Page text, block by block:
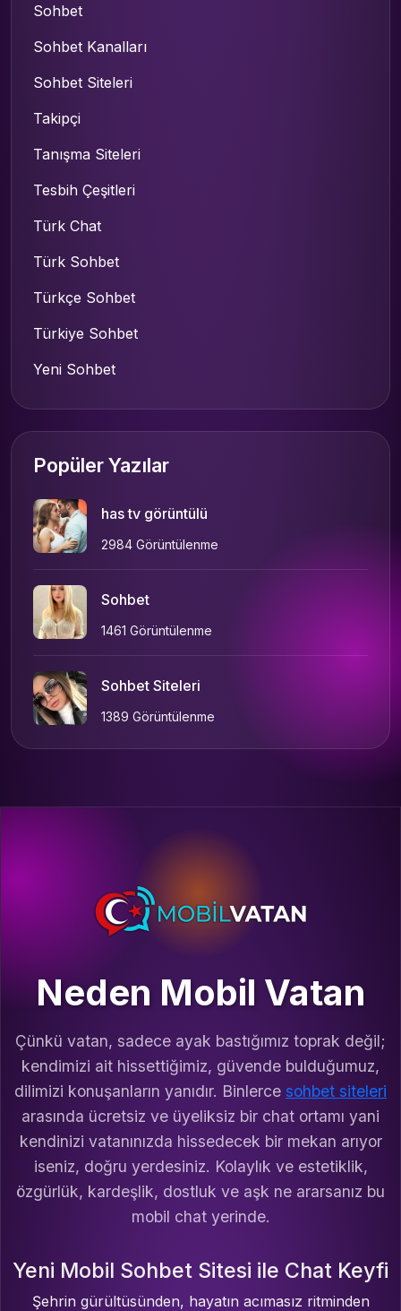
Sohbet
Sohbet Kanalları
Sohbet Siteleri
Takipçi
Tanışma Siteleri
Tesbih Çeşitleri
Türk Chat
Türk Sohbet
Türkçe Sohbet
Türkiye Sohbet
Yeni Sohbet
Popüler Yazılar
has tv görüntülü
2984 Görüntülenme
Sohbet
1461 Görüntülenme
Sohbet Siteleri
1389 Görüntülenme
Neden Mobil Vatan
Çünkü vatan, sadece ayak bastığımız toprak değil;
kendimizi ait hissettiğimiz, güvende bulduğumuz,
dilimizi konuşanların yanıdır. Binlerce sohbet siteleri
arasında ücretsiz ve üyeliksiz bir chat ortamı yani
kendinizi vatanınızda hissedecek bir mekan arıyor
iseniz, doğru yerdesiniz. Kolaylık ve estetiklik,
özgürlük, kardeşlik, dostluk ve aşk ne ararsanız bu
mobil chat yerinde.
Yeni Mobil Sohbet Sitesi ile Chat Keyfi
Şehrin gürültüsünden, hayatın acımasız ritminden